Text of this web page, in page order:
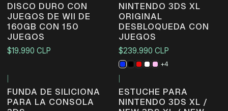
DISCO DURO CON
JUEGOS DE WII DE
160GB CON 150
JUEGOS
$19.990 CLP
NINTENDO 3DS XL
ORIGINAL
DESBLOQUEDA CON
JUEGOS
$239.990 CLP
+4
FUNDA DE SILICIONA
PARA LA CONSOLA
ESTUCHE PARA
NINTENDO 3DS XL /